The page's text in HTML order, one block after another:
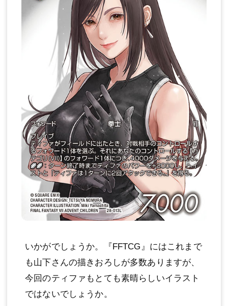
いかがでしょうか。『FFTCG』にはこれまで
も山下さんの描きおろしが多数ありますが、
今回のティファもとても素晴らしいイラスト
ではないでしょうか。